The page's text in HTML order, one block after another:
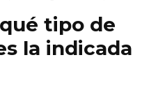
tipo de
la indicada